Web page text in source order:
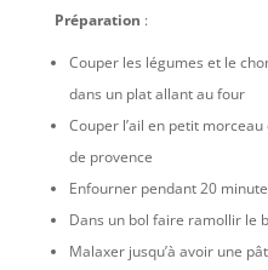
Préparation :
Couper les légumes et le
dans un plat allant au four
Couper l’ail en petit
de provence
Enfourner pendant 20
Dans un bol faire ramollir le
Malaxer jusqu’à avoir une